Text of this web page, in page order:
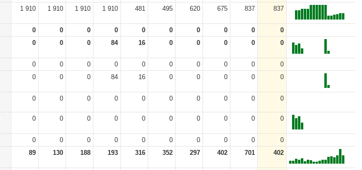
1 910 1 910 1 910 1 910 481 495 620 675 837 837
0 0 0 0 0 0 0 0 0
0
0 0 0 84 16 0 0 0 0 0
0 0 0 0 0 0 0 0 0
0
0 0 0 84 16 0 0 0 0 0
0 0 0 0 0 0 0 0 0 0
0 0 0 0 0 0 0 0 0 0
0 0 0 0 0 0 0 0 0
0
89 130 188 193 316 352 297 402 701 402